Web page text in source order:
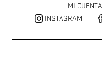
MI CUENTA
INSTAGRAM